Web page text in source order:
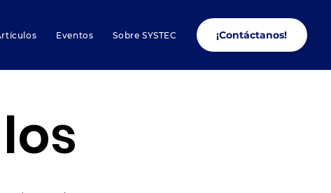
Eventos Sobre SYSTEC ¡Contáctanos!